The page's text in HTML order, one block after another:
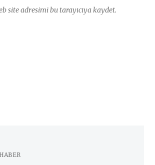
site adresimi bu tarayıcıya kaydet.
HABER